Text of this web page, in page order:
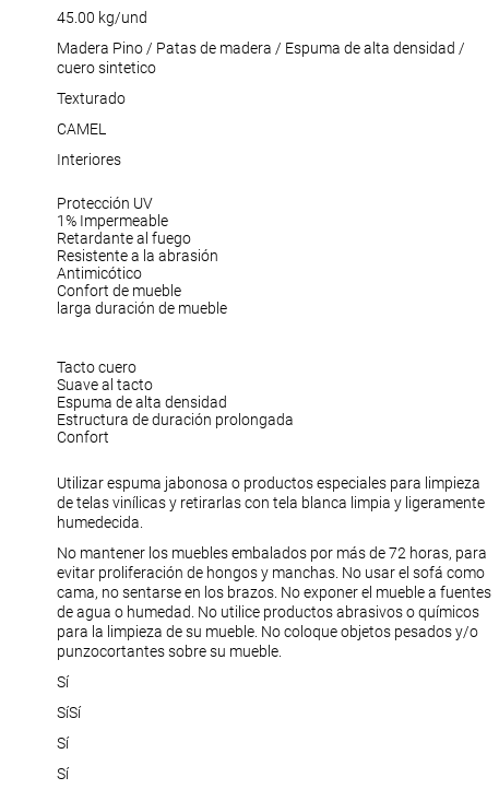
45.00 kg/und
Madera Pino / Patas de madera / Espuma de alta densidad /
cuero sintetico
Texturado
CAMEL
Interiores
Protección UV
1% Impermeable
Retardante al fuego
Resistente a la abrasión
Antimicótico
Confort de mueble
larga duración de mueble
Tacto cuero
Suave al tacto
Espuma de alta densidad
Estructura de duración prolongada
Confort
Utilizar espuma jabonosa o productos especiales para limpieza
de telas vinílicas y retirarlas con tela blanca limpia y ligeramente
humedecida.
No mantener los muebles embalados por más de 72 horas, para
evitar proliferación de hongos y manchas. No usar el sofá como
cama, no sentarse en los brazos. No exponer el mueble a fuentes
de agua o humedad. No utilice productos abrasivos o químicos
para la limpieza de su mueble. No coloque objetos pesados y/o
punzocortantes sobre su mueble.
Sí
SíSí
Sí
Sí